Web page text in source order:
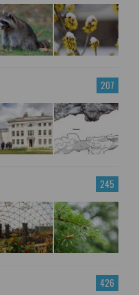
207
245
426